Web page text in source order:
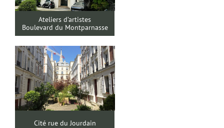
Ateliers d’artistes
Boulevard du Montparnasse
Cité rue du Jourdain